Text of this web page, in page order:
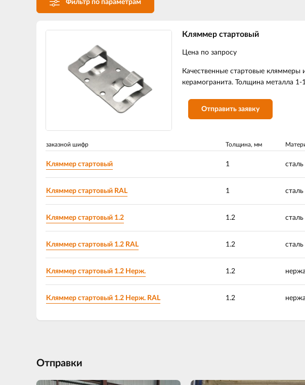
Фильтр по параметрам
Кляммер стартовый
Цена по запросу
Качественные стартовые
керамогранита. Толщина металла 1-
Отправить заявку
заказной шифр Толщина, мм
Кляммер стартовый 1 сталь
Кляммер стартовый RAL 1 сталь
Кляммер стартовый 1.2 1.2 сталь
Кляммер стартовый 1.2 RAL 1.2 сталь
Кляммер стартовый 1.2 Нерж. 1.2
Кляммер стартовый 1.2 Нерж. RAL 1.2
Отправки